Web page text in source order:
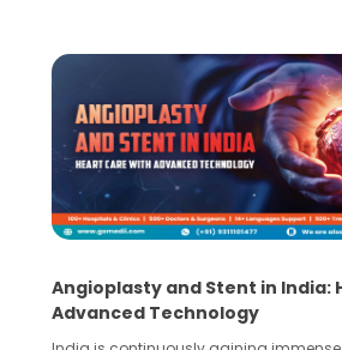
5 Essential Steps for Effective
Collection and Processing